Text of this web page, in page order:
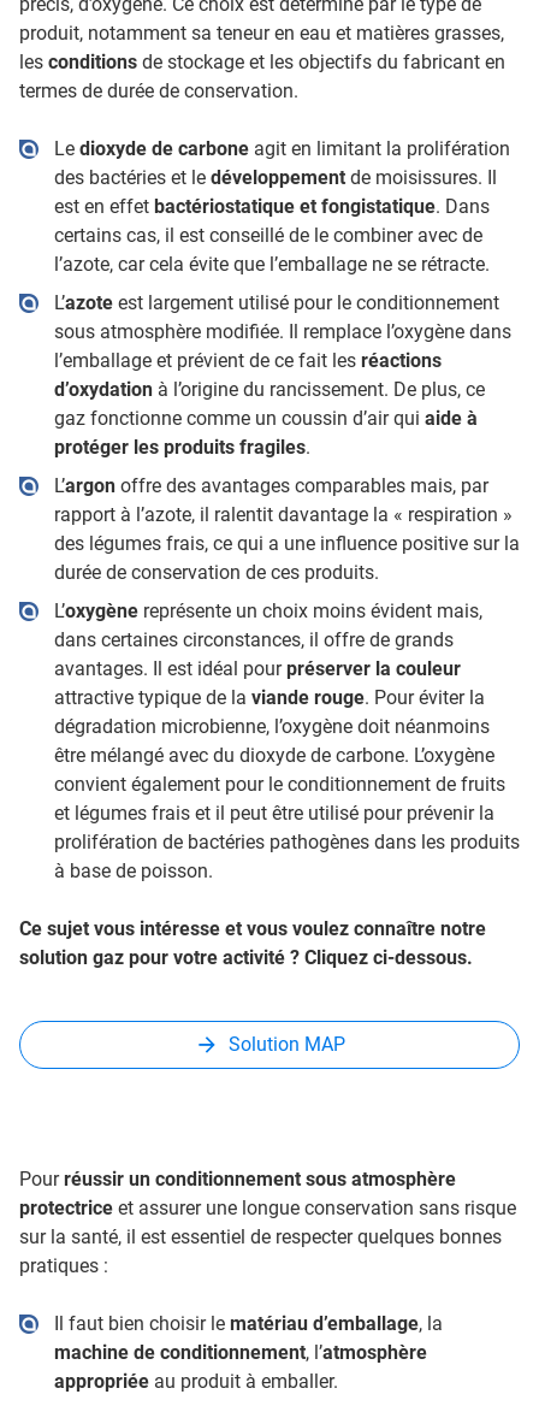
produit, notamment sa teneur en eau et matières grasses,
les conditions de stockage et les objectifs du fabricant en
termes de durée de conservation.
Le dioxyde de carboneagit en limitant la prolifération
des bactéries et le développement de moisissures. Il
est en effet bactériostatique et fongistatique. Dans
certains cas, il est conseillé de le combiner avec de
l’azote, car cela évite que l’emballage ne se rétracte.
L’azote est largement utilisé pour le conditionnement
sous atmosphère modifiée. Il remplace l’oxygène dans
l’emballage et prévient de ce fait les réactions
d’oxydation à l’origine du rancissement. De plus, ce
gaz fonctionne comme un coussin d’air qui aide à
protéger les produits fragiles.
L’argon offre des avantages comparables mais, par
rapport à l’azote, il ralentit davantage la « respiration »
des légumes frais, ce qui a une influence positive sur la
durée de conservation de ces produits.
L’oxygène représente un choix moins évident mais,
dans certaines circonstances, il offre de grands
avantages. Il est idéal pourpréserver la couleur
attractive typique de la viande rouge. Pour éviter la
dégradation microbienne, l’oxygène doit néanmoins
être mélangé avec du dioxyde de carbone. L’oxygène
convient également pour le conditionnement de fruits
et légumes frais et il peut être utilisé pour prévenir la
prolifération de bactéries pathogènes dans les produits
à base de poisson.
Ce sujet vous intéresse et vous voulez connaître notre
solution gaz pour votre activité ? Cliquez ci-dessous.
Solution MAP
Pourréussir un conditionnement sous atmosphère
protectrice et assurer une longue conservation sans risque
sur la santé, il est essentiel de respecter quelques bonnes
pratiques :
Il faut bien choisir le matériau d’emballage, la
machine de conditionnement, l’atmosphère
appropriéeau produit à emballer.